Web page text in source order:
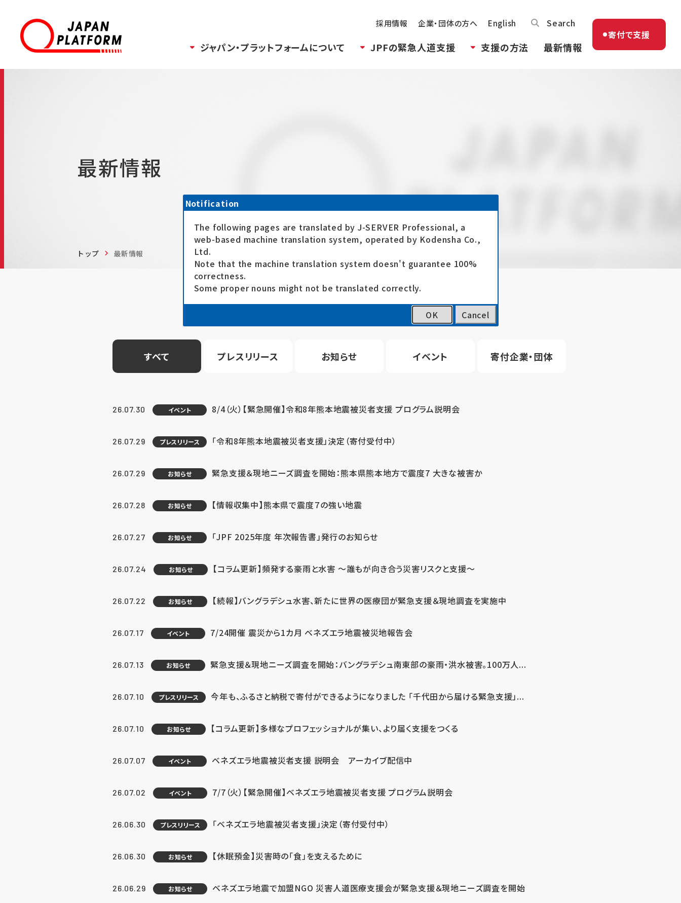
採用情報 企業・団体の方へ English Search
ジャパン・プラットフォームについて JPFの緊急人道支援 支援の方法 最新情報
寄付で支援
最新情報
トップ 最新情報
すべて プレスリリース お知らせ イベント 寄付企業・団体
26.07.30 イベント 8/4（火）【緊急開催】令和8年熊本地震被災者支援 プログラム説明会
26.07.29 プレスリリース 「令和8年熊本地震被災者支援」決定（寄付受付中）
26.07.29 お知らせ 緊急支援＆現地ニーズ調査を開始：熊本県熊本地方で震度7 大きな被害か
26.07.28 お知らせ 【情報収集中】熊本県で震度７の強い地震
26.07.27 お知らせ 「JPF 2025年度 年次報告書」発行のお知らせ
26.07.24 お知らせ 【コラム更新】頻発する豪雨と水害 ～誰もが向き合う災害リスクと支援～
26.07.22 お知らせ 【続報】バングラデシュ水害、新たに世界の医療団が緊急支援＆現地調査を実施中
26.07.17 イベント 7/24開催 震災から1カ月 ベネズエラ地震被災地報告会
26.07.13 お知らせ 緊急支援＆現地ニーズ調査を開始：バングラデシュ南東部の豪雨・洪水被害。100万人...
26.07.10 プレスリリース 今年も、ふるさと納税で寄付ができるようになりました 「千代田から届ける緊急支援」...
26.07.10 お知らせ 【コラム更新】多様なプロフェッショナルが集い、より届く支援をつくる
26.07.07 イベント ベネズエラ地震被災者支援 説明会 アーカイブ配信中
26.07.02 イベント 7/7（火）【緊急開催】ベネズエラ地震被災者支援 プログラム説明会
26.06.30 プレスリリース 「ベネズエラ地震被災者支援」決定（寄付受付中）
26.06.30 お知らせ 【休眠預金】災害時の「食」を支えるために
26.06.29 お知らせ ベネズエラ地震で加盟NGO 災害人道医療支援会が緊急支援＆現地ニーズ調査を開始
Notification
The following pages are translated by J-SERVER Professional, a
web-based machine translation system, operated by Kodensha Co.,
Ltd.
Note that the machine translation system doesn't guarantee 100%
correctness.
Some proper nouns might not be translated correctly.
OK Cancel